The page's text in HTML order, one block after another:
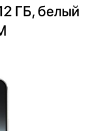
ГБ, белый